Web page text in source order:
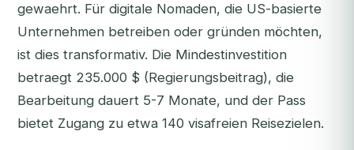
gewaehrt. Für digitale Nomaden, die US-basierte
Unternehmen betreiben oder gründen möchten,
ist dies transformativ. Die Mindestinvestition
betraegt 235.000 $ (Regierungsbeitrag), die
Bearbeitung dauert 5-7 Monate, und der Pass
bietet Zugang zu etwa 140 visafreien Reisezielen.